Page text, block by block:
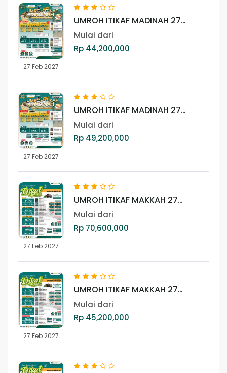
27 Feb 2027
UMROH ITIKAF MADINAH 27
Mulai dari
Rp 44,200,000
27 Feb 2027
UMROH ITIKAF MADINAH 27
Mulai dari
Rp 49,200,000
27 Feb 2027
UMROH ITIKAF MAKKAH 27
Mulai dari
Rp 70,600,000
27 Feb 2027
UMROH ITIKAF MAKKAH 27
Mulai dari
Rp 45,200,000